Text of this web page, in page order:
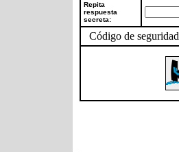
Repita
respuesta
secreta:
Código de seguridad